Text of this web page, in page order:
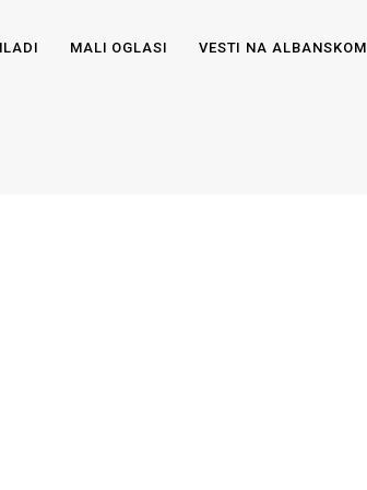
MALI OGLASI VESTI NA ALBANSKOM